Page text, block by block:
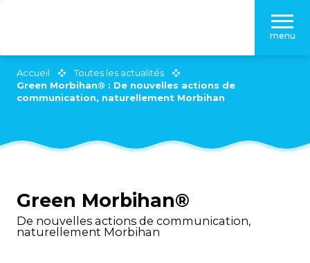
principal
menu
Accueil
Toutes les actualités
Green Morbihan® : De nouvelles actions de
communication, naturellement Morbihan
Green Morbihan®
De nouvelles actions de communication,
naturellement Morbihan